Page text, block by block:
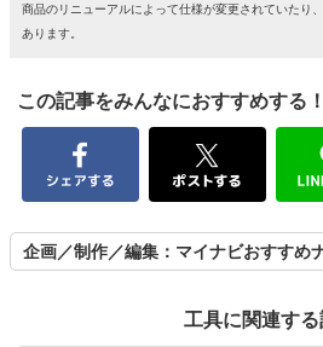
商品のリニューアルによって仕様が変更されていたり
あります。
この記事をみんなにおすすめする！
企画／制作／編集：マイナビおすすめ
工具に関連す